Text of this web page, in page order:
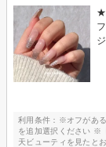
★
利用条件：※オフがあ
を追加選択ください ※
天ビューティを見たと